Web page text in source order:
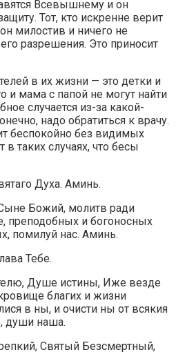
Всевышнему и он
Тот, кто искренне верит
милостив и ничего не
разрешения. Это приносит
в их жизни — это детки и
и мама с папой не могут найти
случается из-за какой-
надо обратиться к врачу.
беспокойно без видимых
в таких случаях, что бесы
Духа. Аминь.
Божий, молитв ради
преподобных и богоносных
помилуй нас. Аминь.
Тебе.
Душе истины, Иже везде
благих и жизни
в ны, и очисти ны от всякия
души наша.
Святый Безсмертный,